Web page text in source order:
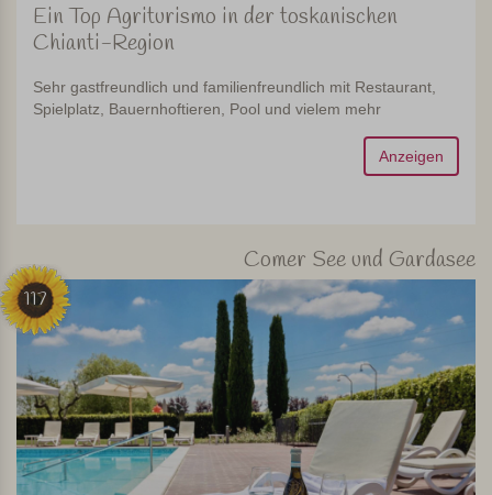
Ein Top Agriturismo in der toskanischen
Chianti-Region
Sehr gastfreundlich und familienfreundlich mit Restaurant,
Spielplatz, Bauernhoftieren, Pool und vielem mehr
Anzeigen
Comer See und Gardasee
117